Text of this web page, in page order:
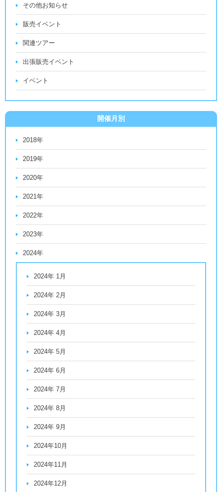
その他お知らせ
販売イベント
関連ツアー
出張販売イベント
イベント
開催月別
2018年
2019年
2020年
2021年
2022年
2023年
2024年
2024年 1月
2024年 2月
2024年 3月
2024年 4月
2024年 5月
2024年 6月
2024年 7月
2024年 8月
2024年 9月
2024年10月
2024年11月
2024年12月